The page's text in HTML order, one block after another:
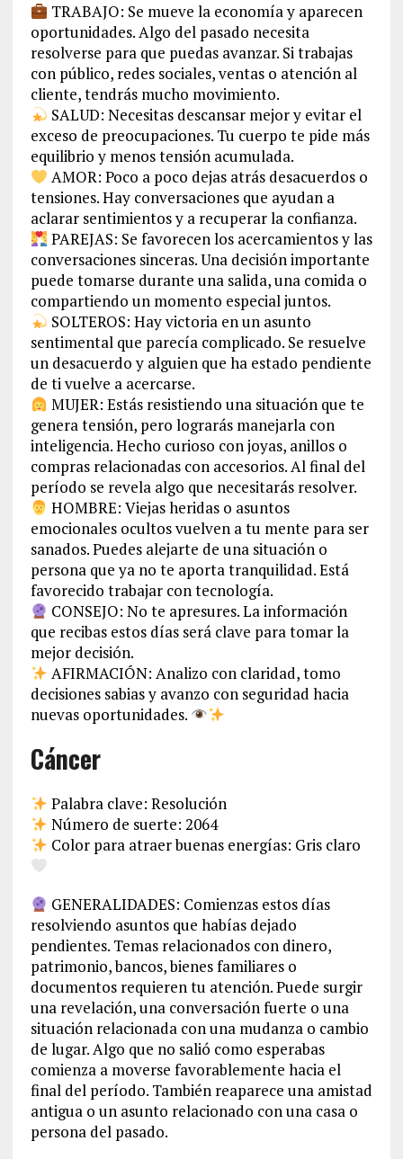
TRABAJO: Se mueve la economía y aparecen
oportunidades. Algo del pasado necesita
resolverse para que puedas avanzar. Si trabajas
con público, redes sociales, ventas o atención al
cliente, tendrás mucho movimiento.
SALUD: Necesitas descansar mejor y evitar el
exceso de preocupaciones. Tu cuerpo te pide más
equilibrio y menos tensión acumulada.
AMOR: Poco a poco dejas atrás desacuerdos o
tensiones. Hay conversaciones que ayudan a
aclarar sentimientos y a recuperar la confianza.
PAREJAS: Se favorecen los acercamientos y las
conversaciones sinceras. Una decisión importante
puede tomarse durante una salida, una comida o
compartiendo un momento especial juntos.
SOLTEROS: Hay victoria en un asunto
sentimental que parecía complicado. Se resuelve
un desacuerdo y alguien que ha estado pendiente
de ti vuelve a acercarse.
MUJER: Estás resistiendo una situación que te
genera tensión, pero lograrás manejarla con
inteligencia. Hecho curioso con joyas, anillos o
compras relacionadas con accesorios. Al final del
período se revela algo que necesitarás resolver.
HOMBRE: Viejas heridas o asuntos
emocionales ocultos vuelven a tu mente para ser
sanados. Puedes alejarte de una situación o
persona que ya no te aporta tranquilidad. Está
favorecido trabajar con tecnología.
CONSEJO: No te apresures. La información
que recibas estos días será clave para tomar la
mejor decisión.
AFIRMACIÓN: Analizo con claridad, tomo
decisiones sabias y avanzo con seguridad hacia
nuevas oportunidades.
Cáncer
Palabra clave: Resolución
Número de suerte: 2064
Color para atraer buenas energías: Gris claro
GENERALIDADES: Comienzas estos días
resolviendo asuntos que habías dejado
pendientes. Temas relacionados con dinero,
patrimonio, bancos, bienes familiares o
documentos requieren tu atención. Puede surgir
una revelación, una conversación fuerte o una
situación relacionada con una mudanza o cambio
de lugar. Algo que no salió como esperabas
comienza a moverse favorablemente hacia el
final del período. También reaparece una amistad
antigua o un asunto relacionado con una casa o
persona del pasado.